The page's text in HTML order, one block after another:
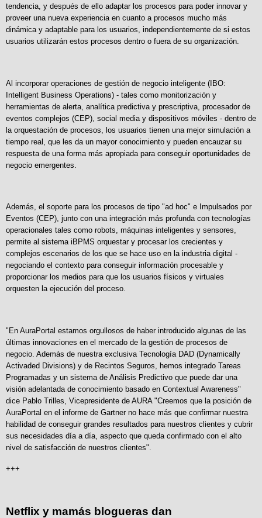
tendencia, y después de ello adaptar los procesos para poder innovar y
proveer una nueva experiencia en cuanto a procesos mucho más
dinámica y adaptable para los usuarios, independientemente de si estos
usuarios utilizarán estos procesos dentro o fuera de su organización.
Al incorporar operaciones de gestión de negocio inteligente (IBO:
Intelligent Business Operations) - tales como monitorización y
herramientas de alerta, analítica predictiva y prescriptiva, procesador de
eventos complejos (CEP), social media y dispositivos móviles - dentro de
la orquestación de procesos, los usuarios tienen una mejor simulación a
tiempo real, que les da un mayor conocimiento y pueden encauzar su
respuesta de una forma más apropiada para conseguir oportunidades de
negocio emergentes.
Además, el soporte para los procesos de tipo "ad hoc" e Impulsados por
Eventos (CEP), junto con una integración más profunda con tecnologías
operacionales tales como robots, máquinas inteligentes y sensores,
permite al sistema iBPMS orquestar y procesar los crecientes y
complejos escenarios de los que se hace uso en la industria digital -
negociando el contexto para conseguir información procesable y
proporcionar los medios para que los usuarios físicos y virtuales
orquesten la ejecución del proceso.
"En AuraPortal estamos orgullosos de haber introducido algunas de las
últimas innovaciones en el mercado de la gestión de procesos de
negocio. Además de nuestra exclusiva Tecnología DAD (Dynamically
Activaded Divisions) y de Recintos Seguros, hemos integrado Tareas
Programadas y un sistema de Análisis Predictivo que puede dar una
visión adelantada de conocimiento basado en Contextual Awareness"
dice Pablo Trilles, Vicepresidente de AURA "Creemos que la posición de
AuraPortal en el informe de Gartner no hace más que confirmar nuestra
habilidad de conseguir grandes resultados para nuestros clientes y cubrir
sus necesidades día a día, aspecto que queda confirmado con el alto
nivel de satisfacción de nuestros clientes".
+++
Netflix y mamás blogueras dan